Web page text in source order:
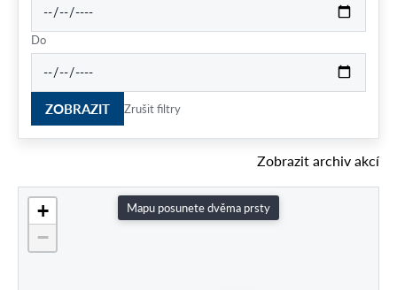
Do
ZOBRAZIT Zrušit filtry
Zobrazit archiv akcí
+
−
Mapu posunete dvěma prsty